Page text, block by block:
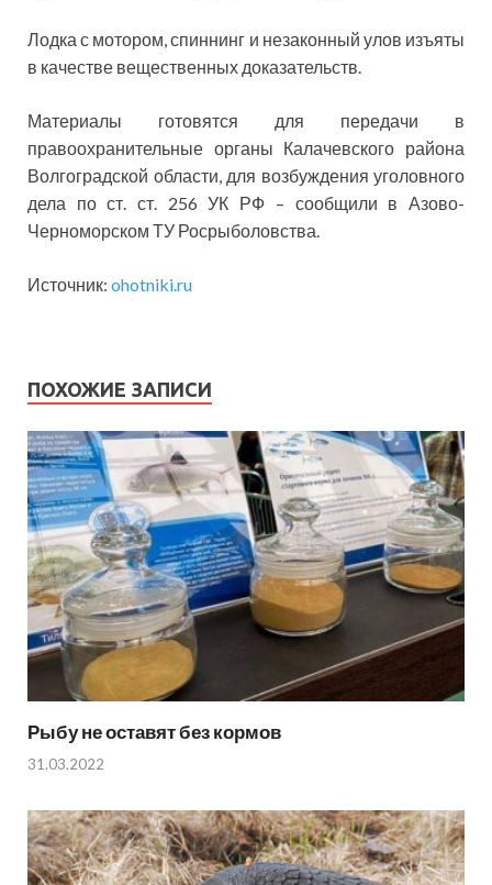
Лодка с мотором, спиннинг и незаконный улов изъяты
в качестве вещественных доказательств.
Материалы готовятся для передачи в
правоохранительные органы Калачевского района
Волгоградской области, для возбуждения уголовного
дела по ст. ст. 256 УК РФ – сообщили в Азово-
Черноморском ТУ Росрыболовства.
Источник: ohotniki.ru
ПОХОЖИЕ ЗАПИСИ
Рыбу не оставят без кормов
31.03.2022